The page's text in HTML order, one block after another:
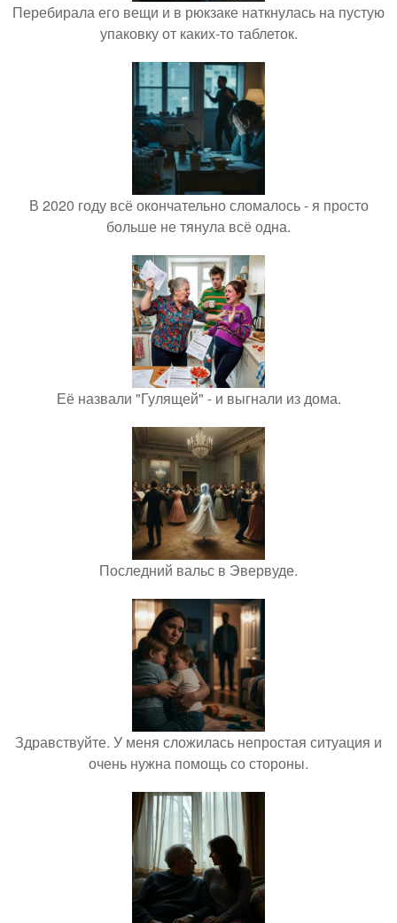
Перебирала его вещи и в рюкзаке наткнулась на пустую
упаковку от каких-то таблеток.
В 2020 году всё окончательно сломалось - я просто
больше не тянула всё одна.
Её назвали "Гулящей" - и выгнали из дома.
Последний вальс в Эвервуде.
Здравствуйте. У меня сложилась непростая ситуация и
очень нужна помощь со стороны.